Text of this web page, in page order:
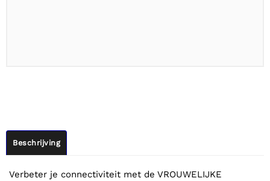
Beschrijving
Verbeter je connectiviteit met de VROUWELIJKE